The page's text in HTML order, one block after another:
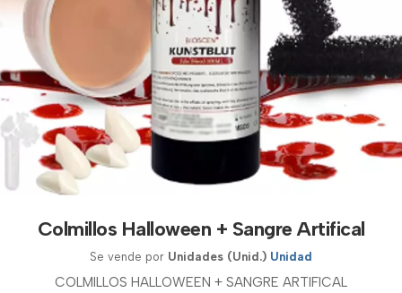
Colmillos Halloween + Sangre Artifical
Se vende por Unidades (Unid.) Unidad
COLMILLOS HALLOWEEN + SANGRE ARTIFICAL